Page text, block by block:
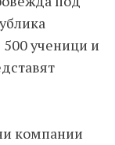
ученици и
компании